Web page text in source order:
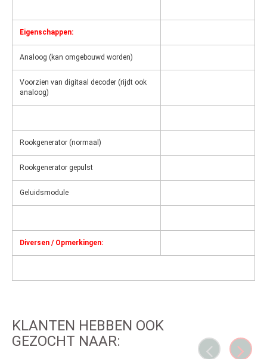
Eigenschappen:
Analoog (kan omgebouwd worden)
Voorzien van digitaal decoder (rijdt ook
analoog)
Rookgenerator (normaal)
Rookgenerator gepulst
Geluidsmodule
Diversen / Opmerkingen:
KLANTEN HEBBEN OOK
GEZOCHT NAAR: